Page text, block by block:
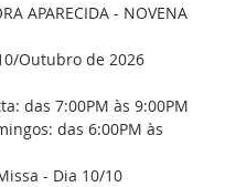
APARECIDA - NOVENA
Outubro de 2026
das 7:00PM às 9:00PM
das 6:00PM às
- Dia 10/10